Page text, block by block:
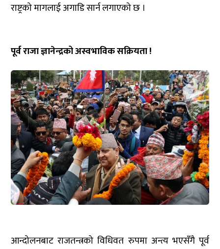
राष्ट्रको मागलाई अगाडि सार्न लगाएको छ ।
पूर्व राजा ज्ञानेन्द्रको अस्वभाविक सक्रियता !
आन्दोलनबाट राजतन्त्रको विधिवत रुपमा अन्त्य भएसँगै पूर्व